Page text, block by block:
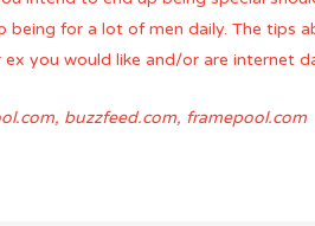
being for a lot of men daily. The
you would like and/or are internet
buzzfeed.com, framepool.com